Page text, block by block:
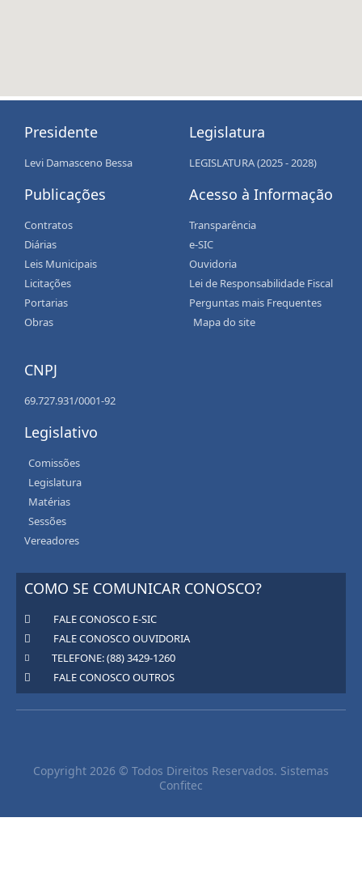
Presidente
Levi Damasceno Bessa
Publicações
Contratos
Diárias
Leis Municipais
Licitações
Portarias
Obras
Legislatura
LEGISLATURA (2025 - 2028)
Acesso à Informação
Transparência
e-SIC
Ouvidoria
Lei de Responsabilidade Fiscal
Perguntas mais Frequentes
Mapa do site
CNPJ
69.727.931/0001-92
Legislativo
Comissões
Legislatura
Matérias
Sessões
Vereadores
COMO SE COMUNICAR CONOSCO?
FALE CONOSCO E-SIC
FALE CONOSCO OUVIDORIA
TELEFONE: (88) 3429-1260
FALE CONOSCO OUTROS
Copyright 2026 © Todos Direitos Reservados. Sistemas
Confitec